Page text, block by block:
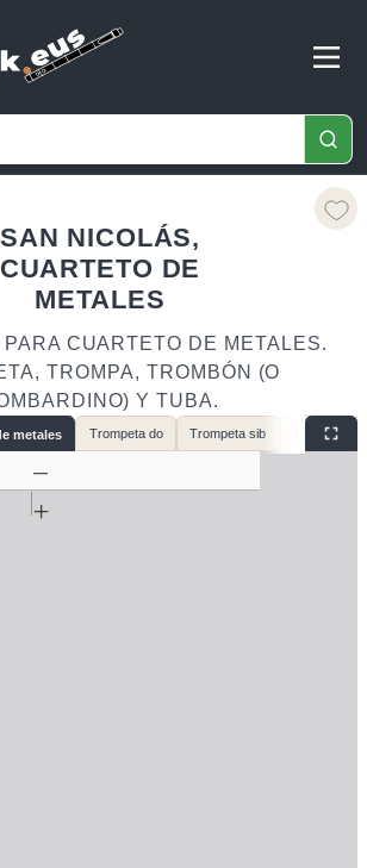
SAN NICOLÁS,
CUARTETO DE
METALES
CUARTETO DE METALES.
TROMPA, TROMBÓN (O
Y TUBA.
metales Trompeta do Trompeta sib Trompa